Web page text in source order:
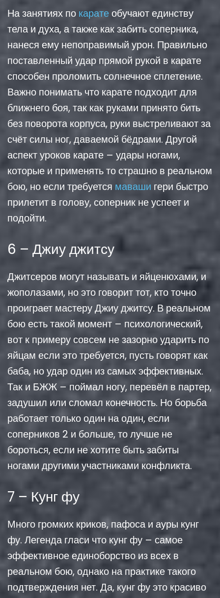
На занятиях по каратеобучают единству
тела и духа, а также как забить соперника,
нанеся ему непоправимый урон. Правильно
поставленный удар прямой рукой в карате
способен проломить солнечное сплетение.
Важно понимать что карате подходит для
ближнего боя, так как руками принято бить
без поворота корпуса, руки выстреливают за
счёт силы ног, даваемой бёдрами. Другой
аспект уроков карате – удары ногами,
которые и применять то страшно в реальном
бою, но если требуется маваши гери быстро
прилетит в голову, соперник не успеет и
подойти.
6 – Джиу джитсу
Джитсеров могут называть и яйценюхами, и
жополазами, но это говорит тот, кто точно
проиграет мастеру Джиу джитсу. В реальном
бою есть такой момент – психологический,
вот к примеру совсем не зазорно ударить по
яйцам если это требуется, пусть говорят как
баба, но удар один из самых эффективных.
Так и БЖЖ – поймал ногу, перевёл в партер,
задушил или сломал конечность. Но борьба
работает только один на один, если
соперников 2 и больше, то лучше не
бороться, если не хотите быть забиты
ногами другими участниками конфликта.
7 – Кунг фу
Много громких криков, пафоса и ауры кунг
фу. Легенда гласи что кунг фу – самое
эффективное единоборство из всех в
реальном бою, однако на практике такого
подтверждения нет. Да, кунг фу это красиво